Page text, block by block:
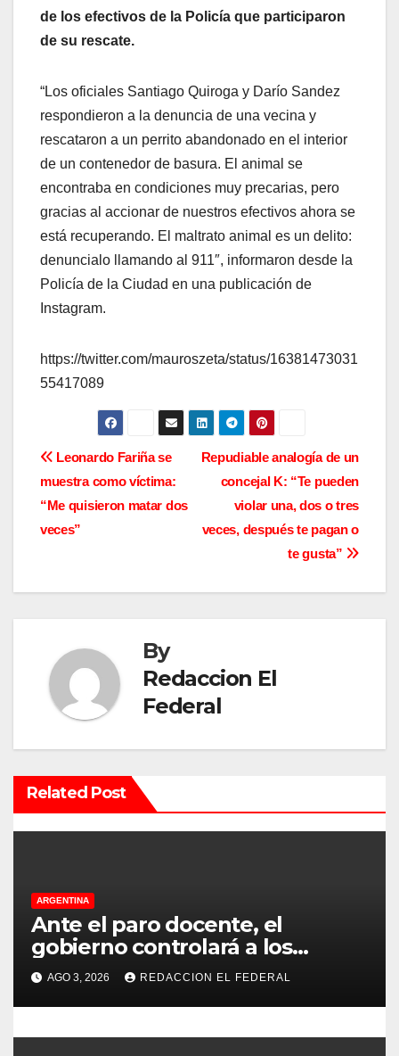
de los efectivos de la Policía que participaron
de su rescate.
“Los oficiales Santiago Quiroga y Darío Sandez
respondieron a la denuncia de una vecina y
rescataron a un perrito abandonado en el interior
de un contenedor de basura. El animal se
encontraba en condiciones muy precarias, pero
gracias al accionar de nuestros efectivos ahora se
está recuperando. El maltrato animal es un delito:
denuncialo llamando al 911″, informaron desde la
Policía de la Ciudad en una publicación de
Instagram.
https://twitter.com/mauroszeta/status/16381473031
55417089
N
a
v
c
ó
n
d
e
n
t
r
a
Repudiable analogía de un
concejal K: “Te pueden
violar una, dos o tres
veces, después te pagan o
te gusta”
Leonardo Fariña se
muestra como víctima:
“Me quisieron matar dos
veces”
By
Redaccion El
Federal
Related Post
ARGENTINA
Ante el paro docente, el
gobierno controlará a los
colegios para que cumplan el
75% de cobertura presencial
AGO 3, 2026 REDACCION EL FEDERAL